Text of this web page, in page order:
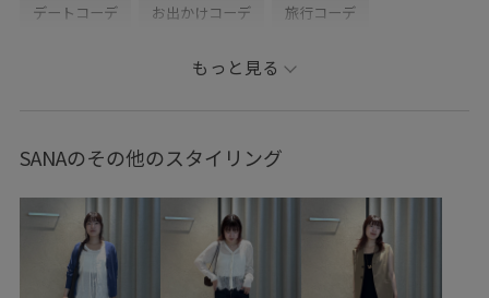
デートコーデ お出かけコーデ 旅行コーデ
パンツスタイル
イエベ秋
ショルダーバッグ シューズ SHA36020
SHK36220 SHX36060 2026ceremonybi
もっと見る
SANAのその他のスタイリング